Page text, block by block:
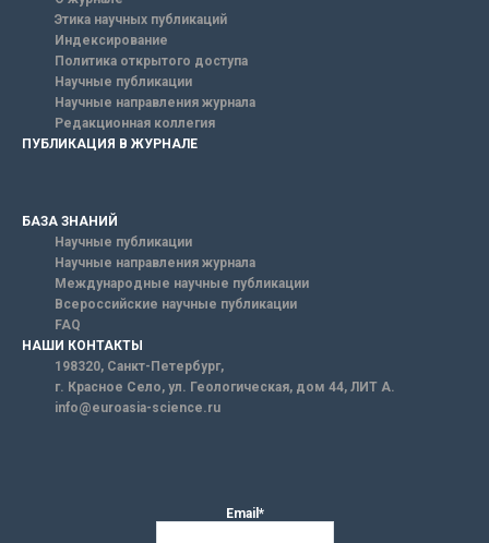
Этика научных публикаций
Индексирование
Политика открытого доступа
Научные публикации
Научные направления журнала
Редакционная коллегия
ПУБЛИКАЦИЯ В ЖУРНАЛЕ
БАЗА ЗНАНИЙ
Научные публикации
Научные направления журнала
Международные научные публикации
Всероссийские научные публикации
FAQ
НАШИ КОНТАКТЫ
198320, Санкт-Петербург,
г. Красное Село, ул. Геологическая, дом 44, ЛИТ А.
info@euroasia-science.ru
Email*